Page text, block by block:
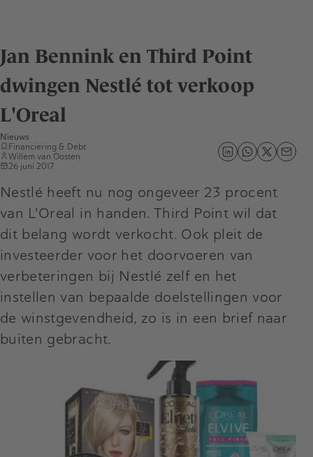
Jan Bennink en Third Point
dwingen Nestlé tot verkoop
L'Oreal
Nieuws
Financiering & Debt
Willem van Oosten
26 juni 2017
Nestlé heeft nu nog ongeveer 23 procent
van L'Oreal in handen. Third Point wil dat
dit belang wordt verkocht. Ook pleit de
investeerder voor het doorvoeren van
verbeteringen bij Nestlé zelf en het
instellen van bepaalde doelstellingen voor
de winstgevendheid, zo is in een brief naar
buiten gebracht.